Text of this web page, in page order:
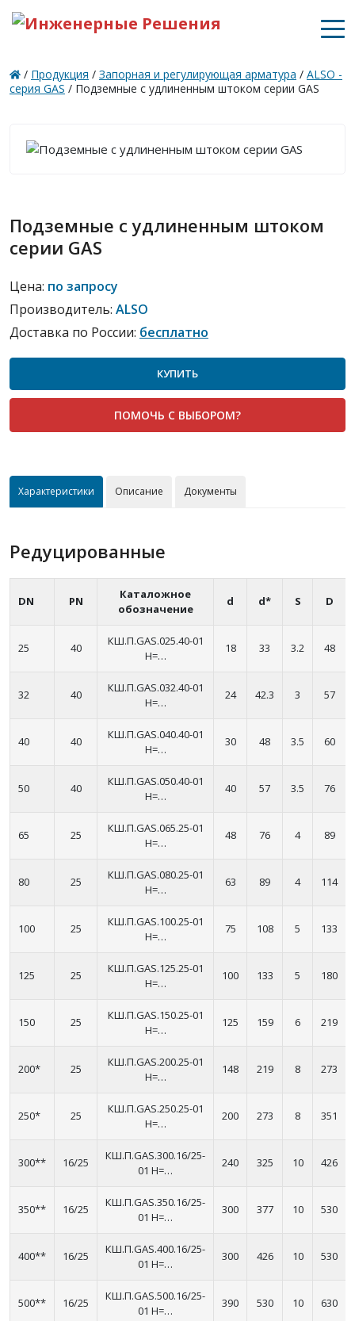
/ Продукция / Запорная и регулирующая арматура / ALSO -
серия GAS / Подземные с удлиненным штоком серии GAS
Подземные с удлиненным штоком
серии GAS
Цена: по запросу
Производитель: ALSO
Доставка по России: бесплатно
КУПИТЬ
ПОМОЧЬ С ВЫБОРОМ?
Характеристики Описание Документы
Редуцированные
DN PN
Каталожное
обозначение
d d* S D
25 40
КШ.П.GAS.025.40-01
H=…
18 33 3.2 48
32 40
КШ.П.GAS.032.40-01
H=…
24 42.3 3 57
40 40
КШ.П.GAS.040.40-01
H=…
30 48 3.5 60
50 40
КШ.П.GAS.050.40-01
H=…
40 57 3.5 76
65 25
КШ.П.GAS.065.25-01
H=…
48 76 4 89
80 25
КШ.П.GAS.080.25-01
H=…
63 89 4 114
100 25
КШ.П.GAS.100.25-01
H=…
75 108 5 133
125 25
КШ.П.GAS.125.25-01
H=…
100 133 5 180
150 25
КШ.П.GAS.150.25-01
H=…
125 159 6 219
200* 25
КШ.П.GAS.200.25-01
H=…
148 219 8 273
250* 25
КШ.П.GAS.250.25-01
H=…
200 273 8 351
300** 16/25
КШ.П.GAS.300.16/25-
01 H=…
240 325 10 426
350** 16/25
КШ.П.GAS.350.16/25-
01 H=…
300 377 10 530
400** 16/25
КШ.П.GAS.400.16/25-
01 H=…
300 426 10 530
500** 16/25
КШ.П.GAS.500.16/25-
01 H=…
390 530 10 630